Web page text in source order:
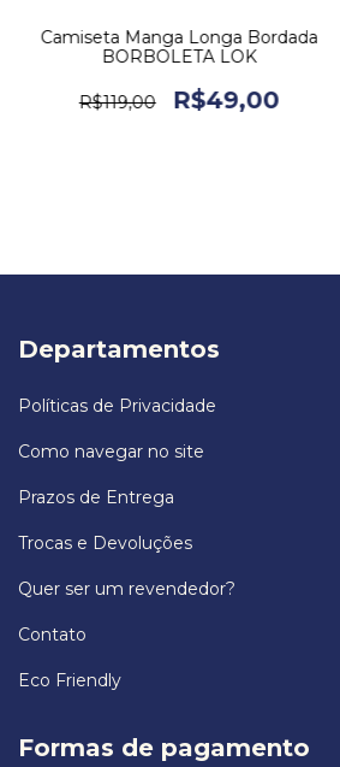
Camiseta Manga Longa Bordada
BORBOLETA LOK
R$119,00 R$49,00
Departamentos
Políticas de Privacidade
Como navegar no site
Prazos de Entrega
Trocas e Devoluções
Quer ser um revendedor?
Contato
Eco Friendly
Formas de pagamento